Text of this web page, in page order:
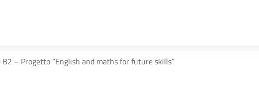
B2 – Progetto “English and maths for future skills”